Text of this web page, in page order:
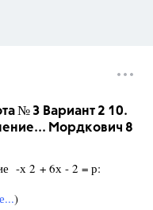
№ 3 Вариант 2 10.
Мордкович 8
-х 2 + 6х - 2 = р:
)